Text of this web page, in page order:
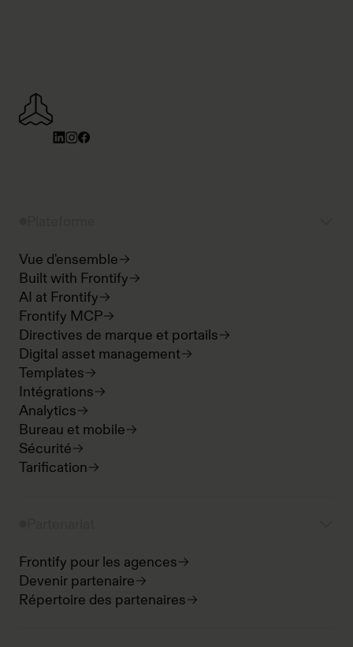
Vue d'ensemble
Built with Frontify
AI at Frontify
Frontify MCP
Directives de marque et portails
Digital asset management
Templates
Intégrations
Analytics
Bureau et mobile
Sécurité
Tarification
Frontify pour les agences
Devenir partenaire
Répertoire des partenaires